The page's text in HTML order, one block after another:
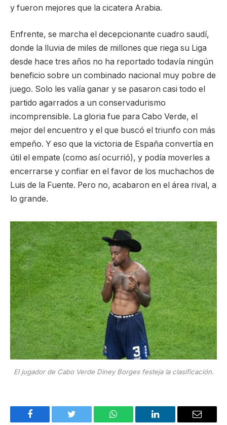
y fueron mejores que la cicatera Arabia.
Enfrente, se marcha el decepcionante cuadro saudí,
donde la lluvia de miles de millones que riega su Liga
desde hace tres años no ha reportado todavía ningún
beneficio sobre un combinado nacional muy pobre de
juego. Solo les valía ganar y se pasaron casi todo el
partido agarrados a un conservadurismo
incomprensible. La gloria fue para Cabo Verde, el
mejor del encuentro y el que buscó el triunfo con más
empeño. Y eso que la victoria de España convertía en
útil el empate (como así ocurrió), y podía moverles a
encerrarse y confiar en el favor de los muchachos de
Luis de la Fuente. Pero no, acabaron en el área rival, a
lo grande.
El jugador de Cabo Verde Diney Borges festeja la clasificación.
Facebook Twitter WhatsApp LinkedIn Email